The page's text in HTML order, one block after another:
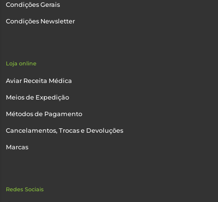
Condições Gerais
Condições Newsletter
Loja online
Aviar Receita Médica
Meios de Expedição
Métodos de Pagamento
Cancelamentos, Trocas e Devoluções
Marcas
Redes Sociais